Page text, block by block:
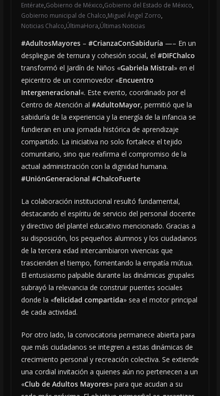
Entérate,Gobierno de México,Gobierno del Estado de México,
Gobierno municipal de Chalco,Miguel Ángel Zorro,
Noticias Chalco,ÚltimaHora,Últimas Noticias
#AdultosMayores– #CrianzaConSabiduría —– En un
despliegue de ternura y cohesión social, el #DIFChalco
transformó el Jardín de Niños «Gabriela Mistral» en el
epicentro de un conmovedor «Encuentro
Intergeneracional«. Este evento, coordinado por el
Centro de Atención al #AdultoMayor, permitió que la
sabiduría de la experiencia y la energía de la infancia se
fundieran en una jornada histórica de aprendizaje
compartido. La iniciativa no solo fortalece el tejido
comunitario, sino que reafirma el compromiso de la
actual administración con la dignidad humana.
#UniónGeneracional #ChalcoFuerte
La colaboración institucional resultó fundamental,
destacando el espíritu de servicio del personal docente
y directivo del plantel educativo mencionado. Gracias a
su disposición, los pequeños alumnos y los ciudadanos
de la tercera edad intercambiaron vivencias que
trascienden el tiempo, fomentando la empatía mútua.
El entusiasmo palpable durante las dinámicas grupales
subrayó la relevancia de construir puentes sociales
donde la «felicidad compartida» sea el motor principal
de cada actividad.
Por otro lado, la convocatoria permanece abierta para
que más ciudadanos se integren a estas dinámicas de
crecimiento personal y recreación colectiva. Se extiende
una cordial invitación a quienes aún no pertenecen a un
«Club de Adultos Mayores» para que acudan a su